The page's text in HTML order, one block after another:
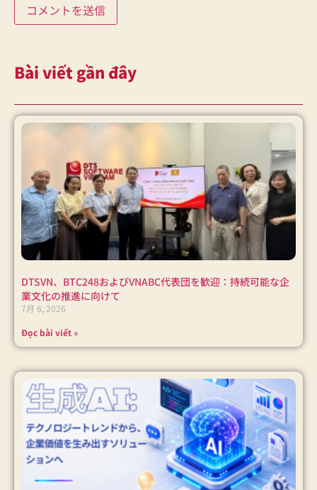
Bài viết gần đây
DTSVN、BTC248およびVNABC代表団を歓迎：持続可能な企
業文化の推進に向けて
7月 6, 2026
Đọc bài viết »